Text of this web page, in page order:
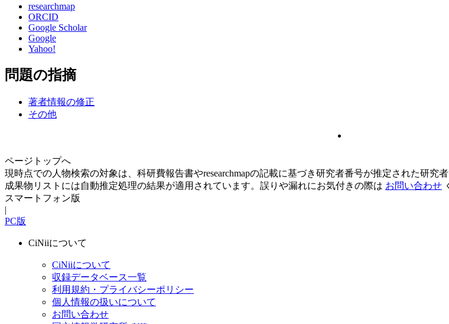
researchmap
ORCID
Google Scholar
Google
Yahoo!
問題の指摘
著者情報の修正
その他
ページトップへ
現時点での人物検索の対象は、科研費報告書やresearchmapの記載に基づき研究者番号が推定された研究者
成果物リストには自動推定処理の結果が適用されています。誤りや漏れにお気付きの際は お問い合わせ
スマートフォン版
|
PC版
CiNiiについて
CiNiiについて
収録データベース一覧
利用規約・プライバシーポリシー
個人情報の扱いについて
お問い合わせ